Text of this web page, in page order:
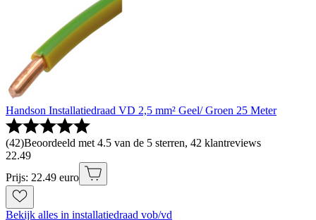
Handson Installatiedraad VD 2,5 mm² Geel/ Groen 25 Meter
(42)Beoordeeld met 4.5 van de 5 sterren, 42 klantreviews
22.49
Prijs: 22.49 euro
Bekijk alles in installatiedraad vob/vd